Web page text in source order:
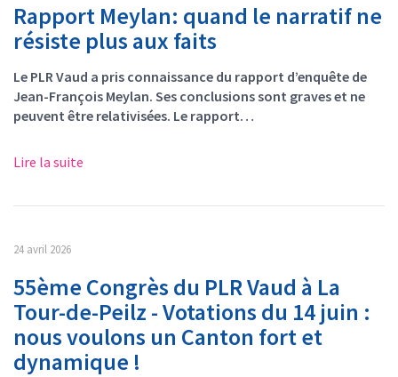
Rapport Meylan: quand le narratif ne
résiste plus aux faits
Le PLR Vaud a pris connaissance du rapport d’enquête de
Jean-François Meylan. Ses conclusions sont graves et ne
peuvent être relativisées. Le rapport…
Lire la suite
24 avril 2026
55ème Congrès du PLR Vaud à La
Tour-de-Peilz - Votations du 14 juin :
nous voulons un Canton fort et
dynamique !